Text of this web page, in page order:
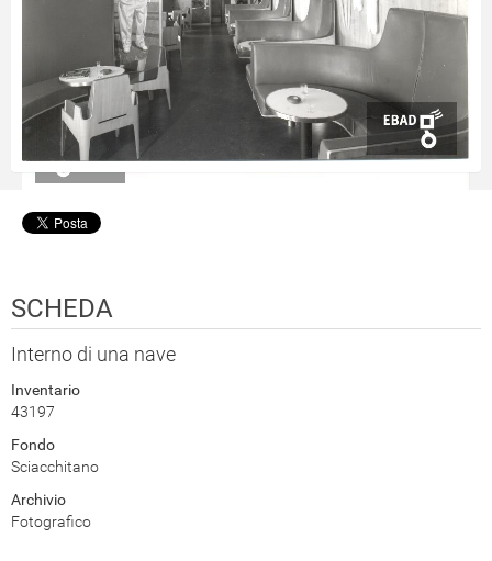
SCHEDA
Interno di una nave
Inventario
43197
Fondo
Sciacchitano
Archivio
Fotografico